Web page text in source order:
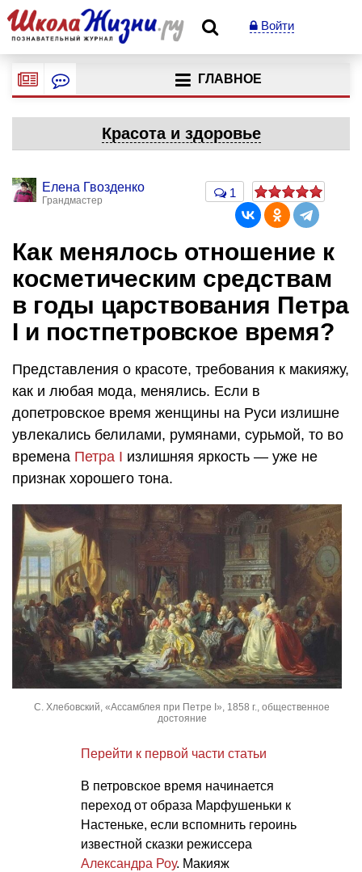
Войти
ГЛАВНОЕ
Красота и здоровье
Елена Гвозденко
Грандмастер
1
Как менялось отношение к
косметическим средствам
в годы царствования Петра
I и постпетровское время?
Представления о красоте, требования к макияжу,
как и любая мода, менялись. Если в
допетровское время женщины на Руси излишне
увлекались белилами, румянами, сурьмой, то во
времена Петра I излишняя яркость — уже не
признак хорошего тона.
С. Хлебовский, «Ассамблея при Петре І», 1858 г., общественное
достояние
Перейти к первой части статьи
В петровское время начинается
переход от образа Марфушеньки к
Настеньке, если вспомнить героинь
известной сказки режиссера
Александра Роу. Макияж